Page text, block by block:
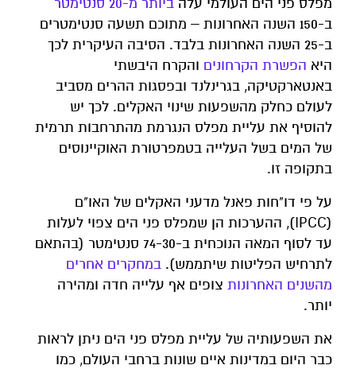
מפלס פני הים העולמי עלה ביותר מ-20 סנטימטר
ב-150 השנה האחרונות – מתוכם תשעה סנטימטרים
ב-25 השנה האחרונות בלבד. הסיבה העיקרית לכך
היא הפשרת הקרחונים והקרח היבשתי
באנטארקטיקה, בגרינלנד ובפסגות ההרים מסביב
לעולם כחלק מהשפעות שינוי האקלים. לכך יש
להוסיף את עליית מפלס הנגרמת מהתרחבות תרמית
של המים בשל העלייה בטמפרטורת האוקיינוסים
בתקופה זו.
על פי דו"חות פאנל מדעני האקלים של האו"ם
(IPCC), ההערכות הן שמפלס פני הים צפוי לעלות
עד לסוף המאה הנוכחית ב-74-30 סנטימטר (בהתאם
לתרחיש הפליטות שיתממש). במחקרים אחרים
מהשנים האחרונות צופים אף עלייה חדה ומהירה
יותר.
את השפעותיה של עליית מפלס פני הים ניתן לראות
כבר היום במדינות איים שונות ברחבי העולם, כמו